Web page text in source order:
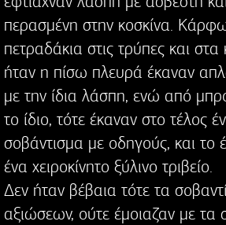
περασμένη στην κοσκίνα.
πετραδάκια στις τρύπες και
ήταν η πίσω πλευρά έκαναν
με την ίδια λάσπη, ενώ από
το ίδιο, τότε έκαναν στο τέλος
σοβάντισμα με οδηγούς, και το
ένα χειροκίνητο ξύλινο τριβείο.
Δεν ήταν βέβαια τότε τα
αξιώσεων, ούτε έμοιαζαν με τα